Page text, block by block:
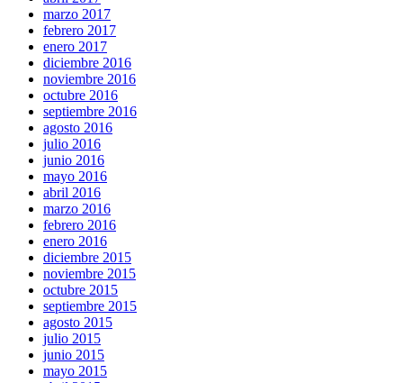
marzo 2017
febrero 2017
enero 2017
diciembre 2016
noviembre 2016
octubre 2016
septiembre 2016
agosto 2016
julio 2016
junio 2016
mayo 2016
abril 2016
marzo 2016
febrero 2016
enero 2016
diciembre 2015
noviembre 2015
octubre 2015
septiembre 2015
agosto 2015
julio 2015
junio 2015
mayo 2015